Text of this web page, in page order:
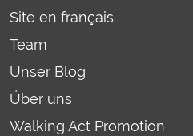
Site en français
Team
Unser Blog
Über uns
Walking Act Promotion